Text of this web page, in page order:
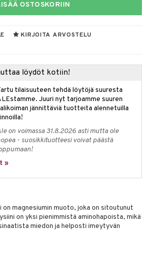
OSTOSKORIIN
KIRJOITA ARVOSTELU
löydöt kotiin!
tilaisuuteen tehdä löytöjä suuresta
Juuri nyt tarjoamme suuren
jännittäviä tuotteita alennetuilla
on voimassa 31.8.2026 asti mutta ole
- suosikkituotteesi voivat päästä
»
magnesiumin muoto, joka on sitoutunut
on yksi pienimmistä aminohapoista, mikä
miedon ja helposti imeytyvän